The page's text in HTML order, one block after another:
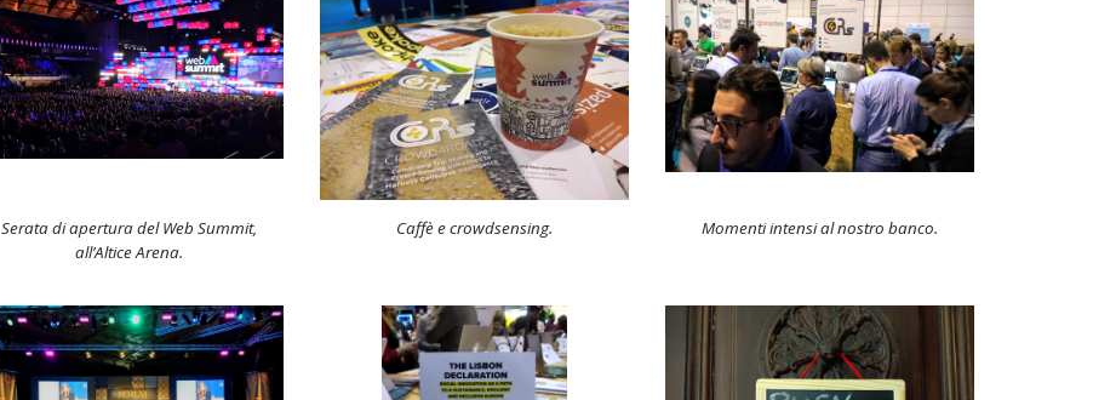
Serata di apertura del Web Summit,
all’Altice Arena.
Caffè e crowdsensing. Momenti intensi al nostro banco.